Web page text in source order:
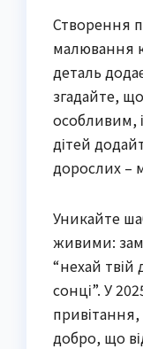
Створення
малювання
деталь
згадайте,
особливим,
дітей
дорослих –
Уникайте
живими:
“нехай твій
сонці”. У
привітання,
добро, що